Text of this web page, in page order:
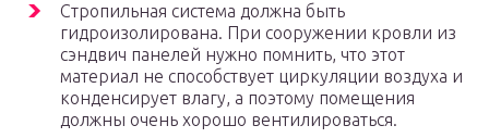
Стропильная система должна быть
гидроизолирована. При сооружении кровли из
сэндвич панелей нужно помнить, что этот
материал не способствует циркуляции воздуха и
конденсирует влагу, а поэтому помещения
должны очень хорошо вентилироваться.